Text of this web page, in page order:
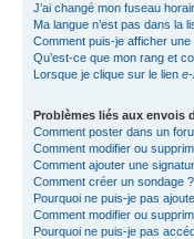
J’ai changé mon fuseau
Ma langue n’est pas dans la
Comment puis-je afficher une
Qu’est-ce que mon rang et
Lorsque je clique sur le lien
Problèmes liés aux envois
Comment poster dans un
Comment modifier ou
Comment ajouter une
Comment créer un sondage ?
Pourquoi ne puis-je pas
Comment modifier ou
Pourquoi ne puis-je pas